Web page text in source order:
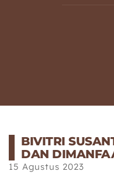
BIVITRI
DAN
15 Agustus 2023